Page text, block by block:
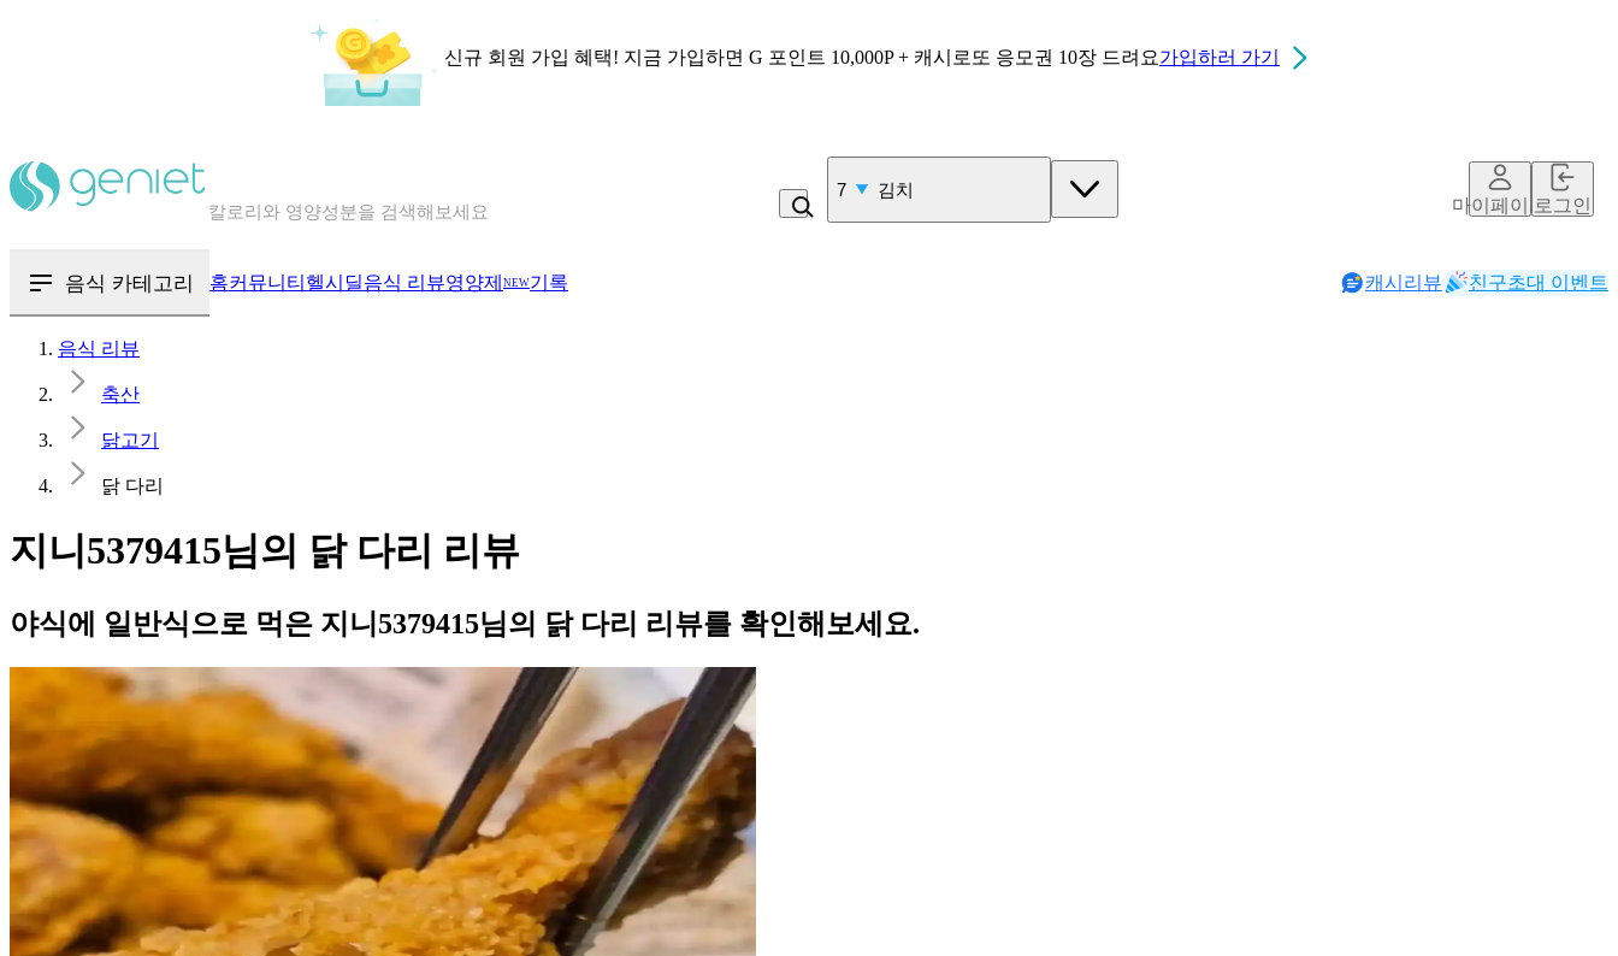
신규 회원 가입 혜택! 지금 가입하면 G 포인트 10,000P + 캐시로또 응모권 10장 드려요가입하러 가기
혈당 · 다이어트 음식 검색해보세요
8 복숭아
마이페이지로그인
음식 카테고리 홈커뮤니티 헬시딜음식 리뷰영양제 NEW기록 캐시리뷰 친구초대 이벤트
음식 리뷰
축산
닭고기
닭 다리
지니5379415님의 닭 다리 리뷰
야식에 일반식으로 먹은 지니5379415님의 닭 다리 리뷰를 확인해보세요.